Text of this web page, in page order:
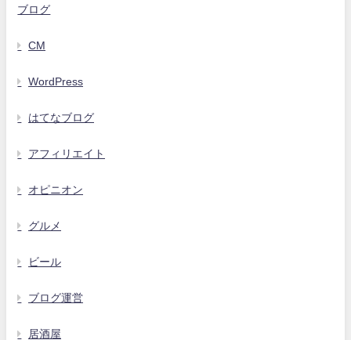
ブログ
CM
WordPress
はてなブログ
アフィリエイト
オピニオン
グルメ
ビール
ブログ運営
居酒屋